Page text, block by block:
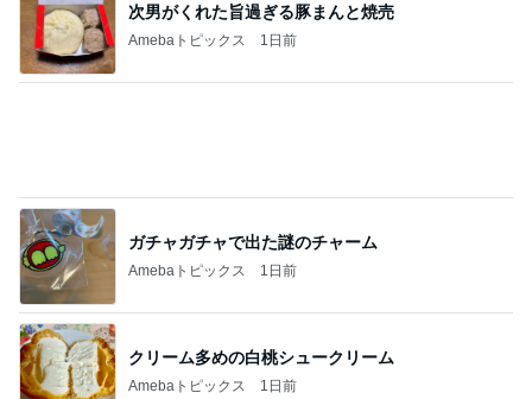
ガチャガチャで出た謎のチャーム
Amebaトピックス 1日前